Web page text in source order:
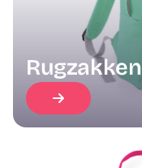
Rugzakken